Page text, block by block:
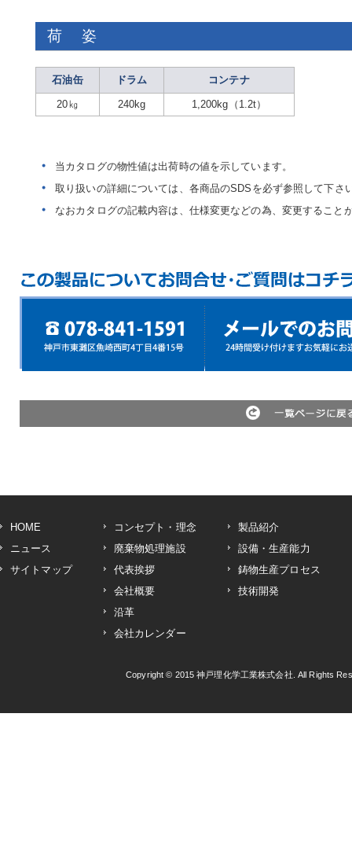
荷姿
石油缶 ドラム コンテナ
20㎏ 240kg 1,200kg（1.2t）
当カタログの物性値は出荷時の値を示しています。
取り扱いの詳細については、各商品のSDSを必ず参照して下さ
なおカタログの記載内容は、仕様変更などの為、変更すること
HOME
ニュース
サイトマップ
コンセプト・理念
廃棄物処理施設
代表挨拶
会社概要
沿革
会社カレンダー
製品紹介
設備・生産能力
鋳物生産プロセス
技術開発
Copyright © 2015神戸理化学工業株式会社 . All Rights